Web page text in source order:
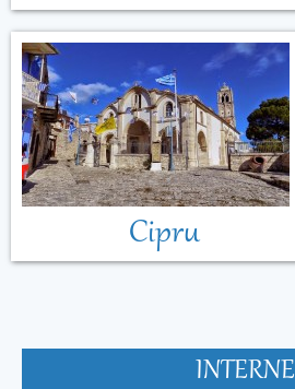
Cipru
INTERNE